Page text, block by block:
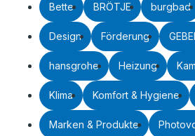
Bette BRÖTJE burgbad
Design Förderung
hansgrohe Heizung
Klima Komfort & Hygiene
Marken & Produkte